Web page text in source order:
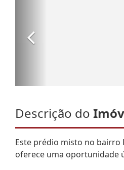
Descrição do
Este prédio misto no bairro
oferece uma oportunidade